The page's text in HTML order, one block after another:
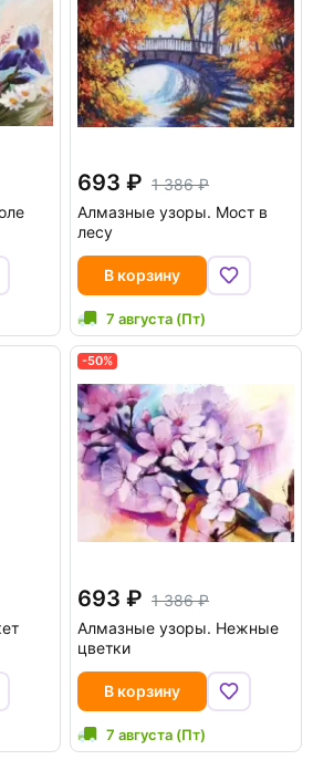
693
1 386
Алмазные узоры. Мост в
лесу
В корзину
7 августа (Пт)
-50%
693
1 386
Алмазные узоры. Нежные
цветки
В корзину
7 августа (Пт)